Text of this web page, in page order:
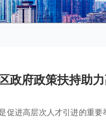
政府政策扶持助
促进高层次人才引进的重